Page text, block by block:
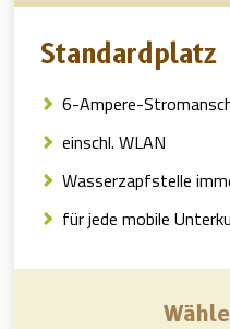
Standardplatz
6-Ampere-
einschl. WLAN
Wasserzapfstelle
für jede mobile